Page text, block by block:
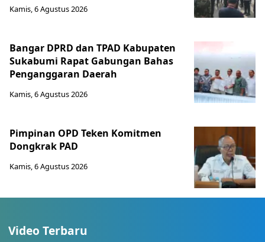
Kamis, 6 Agustus 2026
Bangar DPRD dan TPAD Kabupaten
Sukabumi Rapat Gabungan Bahas
Penganggaran Daerah
Kamis, 6 Agustus 2026
Pimpinan OPD Teken Komitmen
Dongkrak PAD
Kamis, 6 Agustus 2026
Video Terbaru